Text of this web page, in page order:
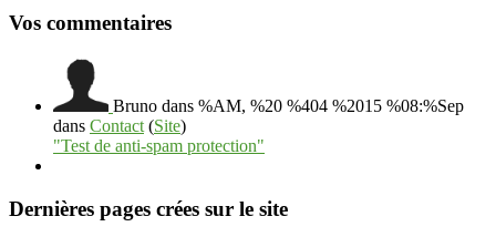
Vos commentaires
Bruno dans %AM, %20 %404 %2015 %08:%Sep
dans Contact (Site)
"Test de anti-spam protection"
Dernières pages crées sur le site